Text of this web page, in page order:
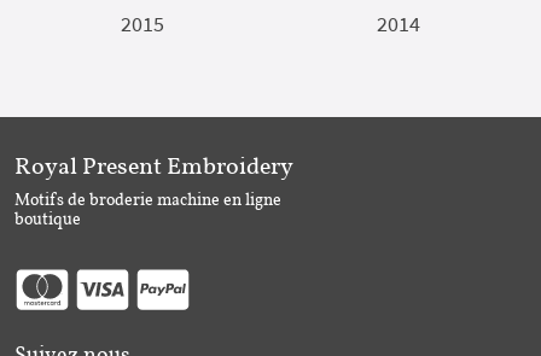
2015
2014
Royal Present Embroidery
Motifs de broderie machine en ligne
boutique